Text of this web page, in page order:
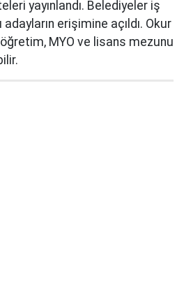
yayınlandı. Belediyeler iş
erişimine açıldı. Okur
MYO ve lisans mezunu